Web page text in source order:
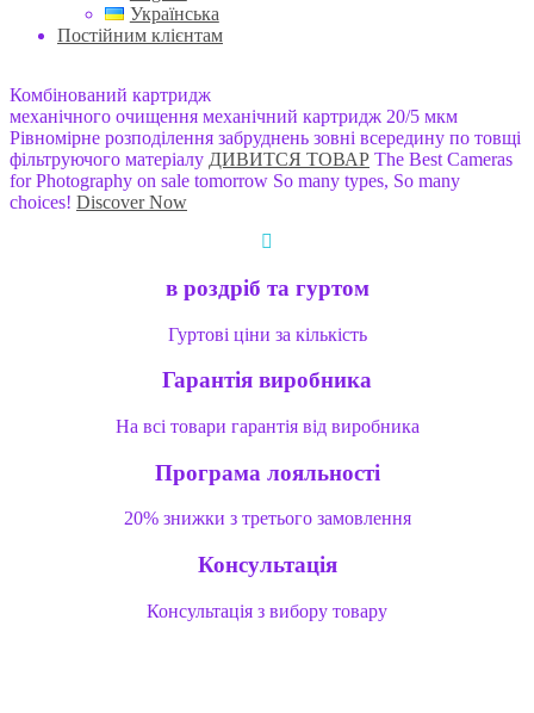
Українська
Постійним клієнтам
Комбінований картридж
механічного очищення механічний картридж 20/5 мкм
Рівномірне розподілення забруднень зовні всередину по товщі
фільтруючого матеріалу ДИВИТСЯ ТОВАР The Best Cameras
for Photography on sale tomorrow So many types, So many
choices! Discover Now
в роздріб та гуртом
Гуртові ціни за кількість
Гарантія виробника
На всі товари гарантія від виробника
Програма лояльності
20% знижки з третього замовлення
Консультація
Консультація з вибору товару